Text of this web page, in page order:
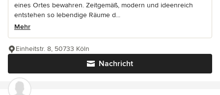
eines Ortes bewahren. Zeitgemäß, modern und ideenreich
entstehen so lebendige Räume d...
Mehr
Nachricht
Einheitstr. 8, 50733 Köln